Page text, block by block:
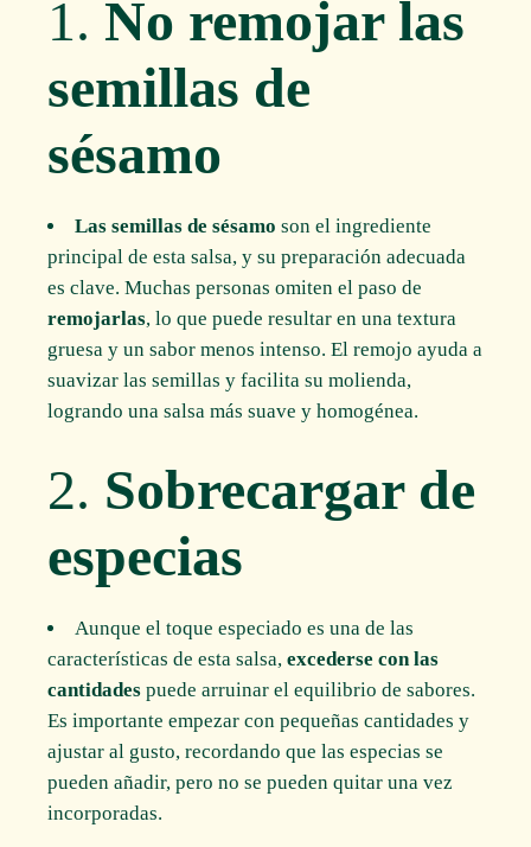
1. No remojar las
semillas de
sésamo
Las semillas de sésamo son el ingrediente
principal de esta salsa, y su preparación adecuada
es clave. Muchas personas omiten el paso de
remojarlas, lo que puede resultar en una textura
gruesa y un sabor menos intenso. El remojo ayuda a
suavizar las semillas y facilita su molienda,
logrando una salsa más suave y homogénea.
2. Sobrecargar de
especias
Aunque el toque especiado es una de las
características de esta salsa,excederse con las
cantidades puede arruinar el equilibrio de sabores.
Es importante empezar con pequeñas cantidades y
ajustar al gusto, recordando que las especias se
pueden añadir, pero no se pueden quitar una vez
incorporadas.